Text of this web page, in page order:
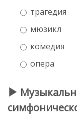
трагедия
мюзикл
комедия
опера